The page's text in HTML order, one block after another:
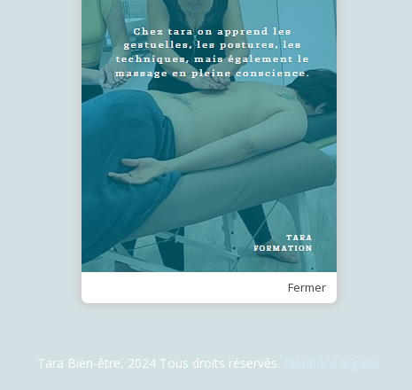
SUIVEZ-NOUS !
Recevez notre Newsletter
Je m'inscris
Tara Bien-être, 2024 Tous droits réservés. Mentions légales
Fermer